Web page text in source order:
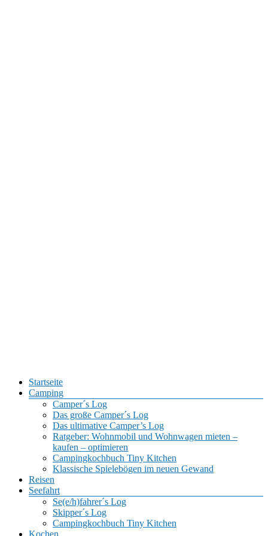
Travellogs
Tagebücher für Reisende
Menü
Startseite
Camping
Camper´s Log
Das große Camper´s Log
Das ultimative Camper’s Log
Ratgeber: Wohnmobil und Wohnwagen mieten –
kaufen – optimieren
Campingkochbuch Tiny Kitchen
Klassische Spielebögen im neuen Gewand
Reisen
Seefahrt
Se(e/h)fahrer´s Log
Skipper´s Log
Campingkochbuch Tiny Kitchen
Kochen